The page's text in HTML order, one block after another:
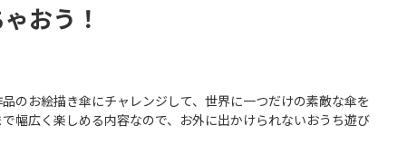
おう！
のお絵描き傘にチャレンジして、世界に一つだけの素敵な傘を
幅広く楽しめる内容なので、お外に出かけられないおうち遊び